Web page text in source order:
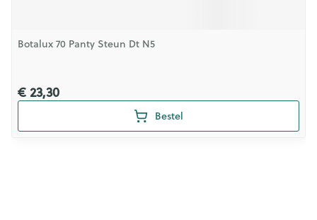
Botalux 70 Panty Steun Dt N5
€ 23,30
Bestel